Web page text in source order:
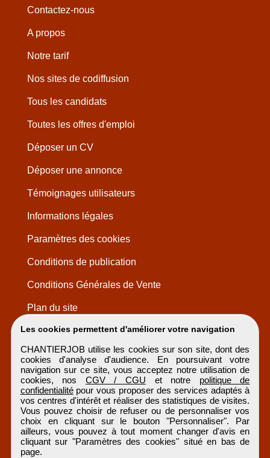
Les cookies permettent d'améliorer votre navigation
CHANTIERJOB utilise les cookies sur son site, dont des
cookies d'analyse d'audience. En poursuivant votre
navigation sur ce site, vous acceptez notre utilisation de
cookies, nos CGV / CGU et notre politique de
confidentialitépour vous proposer des services adaptés à
vos centres d'intérêt et réaliser des statistiques de visites.
Vous pouvez choisir de refuser ou de personnaliser vos
choix en cliquant sur le bouton "Personnaliser". Par
ailleurs, vous pouvez à tout moment changer d'avis en
cliquant sur "Paramètres des cookies" situé en bas de
page.
Contactez-nous
A propos
Notre tarif
Nos sites de codiffusion
Tous les candidats
Toutes les offres d'emploi
Déposer un CV
Déposer une annonce
Témoignages utilisateurs
Informations légales
Paramètres des cookies
Conditions de publication
Conditions Générales de Vente
Plan du site